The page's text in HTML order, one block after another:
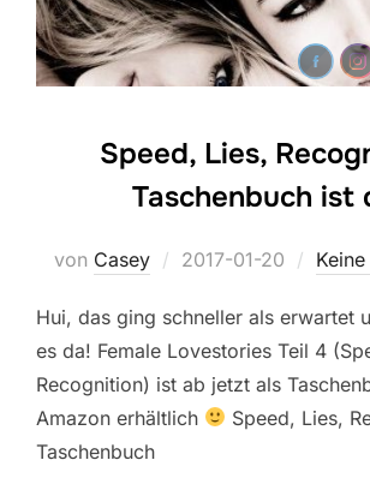
Speed, Lies,
Taschenbuch ist
von Casey
Veröffentlicht
2017-01-20
Hui, das ging schneller als erwartet
es da! Female Lovestories Teil 4
Recognition) ist ab jetzt als
Amazon erhältlich
Speed, Lies,
Taschenbuch